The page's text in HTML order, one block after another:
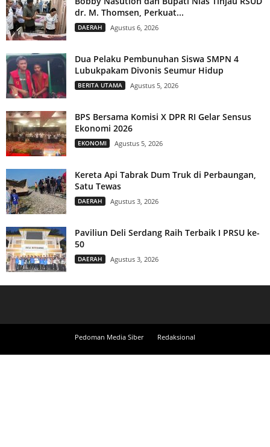
dr. M. Thomsen, Perkuat...
DAERAH Agustus 6, 2026
Dua Pelaku Pembunuhan Siswa SMPN 4
Lubukpakam Divonis Seumur Hidup
BERITA UTAMA Agustus 5, 2026
BPS Bersama Komisi X DPR RI Gelar Sensus
Ekonomi 2026
EKONOMI Agustus 5, 2026
Kereta Api Tabrak Dum Truk di Perbaungan,
Satu Tewas
DAERAH Agustus 3, 2026
Paviliun Deli Serdang Raih Terbaik I PRSU ke-
50
DAERAH Agustus 3, 2026
Pedoman Media Siber Redaksional